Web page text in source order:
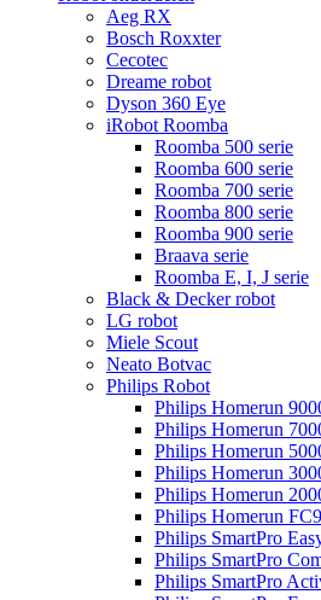
Aeg RX
Bosch Roxxter
Cecotec
Dreame robot
Dyson 360 Eye
iRobot Roomba
Roomba 500 serie
Roomba 600 serie
Roomba 700 serie
Roomba 800 serie
Roomba 900 serie
Braava serie
Roomba E, I, J serie
Black & Decker robot
LG robot
Miele Scout
Neato Botvac
Philips Robot
Philips Homerun
Philips Homerun
Philips Homerun
Philips Homerun
Philips Homerun
Philips Homerun
Philips SmartPro
Philips SmartPro
Philips SmartPro